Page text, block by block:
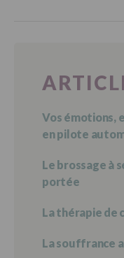
Vos émotions,
en pilote
Le brossage à
portée
La thérapie de
La souffrance